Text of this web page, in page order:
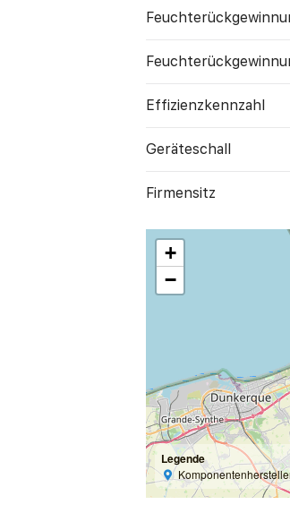
Effizienzkennzahl
Geräte­schall
Firmensitz
+
−
Legende